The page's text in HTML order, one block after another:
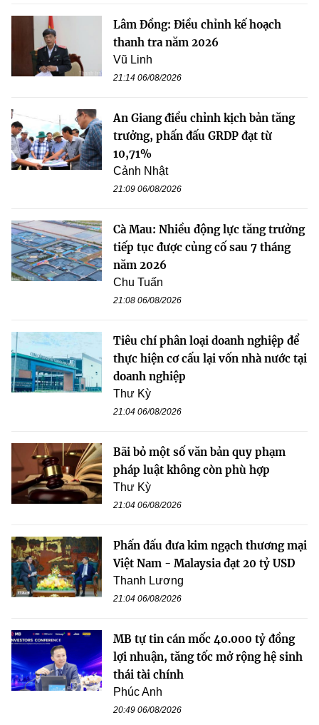
Lâm Đồng: Điều chỉnh kế hoạch
thanh tra năm 2026
Vũ Linh
21:14 06/08/2026
An Giang điều chỉnh kịch bản tăng
trưởng, phấn đấu GRDP đạt từ
10,71%
Cảnh Nhật
21:09 06/08/2026
Cà Mau: Nhiều động lực tăng trưởng
tiếp tục được củng cố sau 7 tháng
năm 2026
Chu Tuấn
21:08 06/08/2026
Tiêu chí phân loại doanh nghiệp để
thực hiện cơ cấu lại vốn nhà nước tại
doanh nghiệp
Thư Kỳ
21:04 06/08/2026
Bãi bỏ một số văn bản quy phạm
pháp luật không còn phù hợp
Thư Kỳ
21:04 06/08/2026
Phấn đấu đưa kim ngạch thương mại
Việt Nam - Malaysia đạt 20 tỷ USD
Thanh Lương
21:04 06/08/2026
MB tự tin cán mốc 40.000 tỷ đồng
lợi nhuận, tăng tốc mở rộng hệ sinh
thái tài chính
Phúc Anh
20:49 06/08/2026